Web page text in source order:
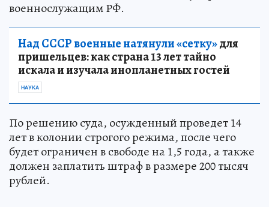
военнослужащим РФ.
Над СССР военные натянули «сетку»для
пришельцев: как страна 13 лет тайно
искала и изучала инопланетных гостей
НАУКА
По решению суда, осужденный проведет 14
лет в колонии строгого режима, после чего
будет ограничен в свободе на 1,5 года, а также
должен заплатить штраф в размере 200 тысяч
рублей.